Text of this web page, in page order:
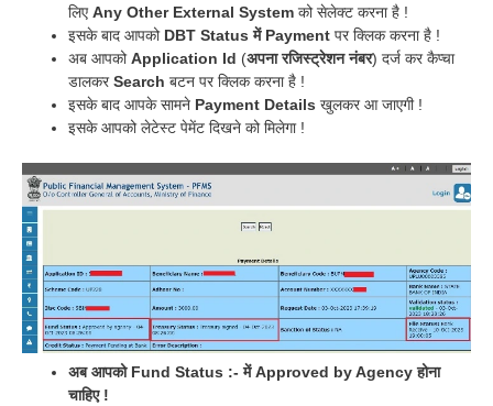
लिएAny Other External System को सेलेक्ट करना है !
इसके बाद आपको DBT Status में Payment पर क्लिक करना है !
अब आपकोApplication Id (अपना रजिस्ट्रेशन नंबर) दर्ज कर कैप्चा
डालकरSearch बटन पर क्लिक करना है !
इसके बाद आपके सामने Payment Details खुलकर आ जाएगी !
इसके आपको लेटेस्ट पेमेंट दिखने को मिलेगा !
अब आपको Fund Status :- में Approved by Agency होना
चाहिए !